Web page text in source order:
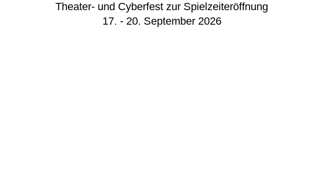
Theater- und Cyberfest zur Spielzeiteröffnung
17. - 20. September 2026